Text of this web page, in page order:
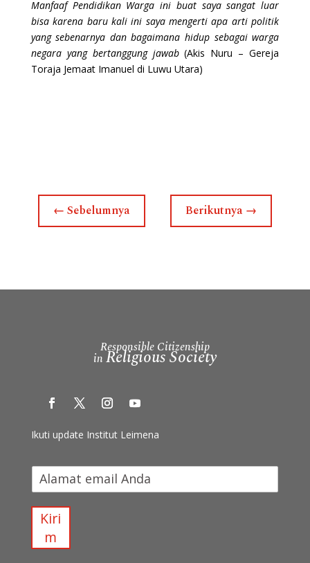
Manfaaf Pendidikan Warga ini buat saya sangat luar
bisa karena baru kali ini saya mengerti apa arti politik
yang sebenarnya dan bagaimana hidup sebagai warga
negara yang bertanggung jawab(Akis Nuru – Gereja
Toraja Jemaat Imanuel di Luwu Utara)
← Sebelumnya Berikutnya →
Responsible Citizenship
in Religious Society
Ikuti update Institut Leimena
I
Kiri
m